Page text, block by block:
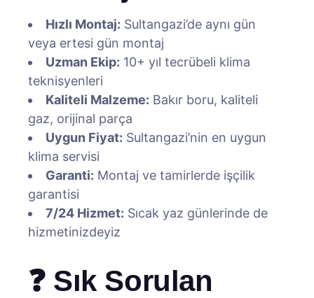
Hızlı Montaj: Sultangazi’de aynı gün
veya ertesi gün montaj
Uzman Ekip: 10+ yıl tecrübeli klima
teknisyenleri
Kaliteli Malzeme: Bakır boru, kaliteli
gaz, orijinal parça
Uygun Fiyat: Sultangazi’nin en uygun
klima servisi
Garanti: Montaj ve tamirlerde işçilik
garantisi
7/24 Hizmet: Sıcak yaz günlerinde de
hizmetinizdeyiz
❓ Sık Sorulan